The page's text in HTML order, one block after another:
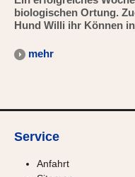
biologischen Ortung.
Hund Willi ihr Können
mehr
Service
Anfahrt